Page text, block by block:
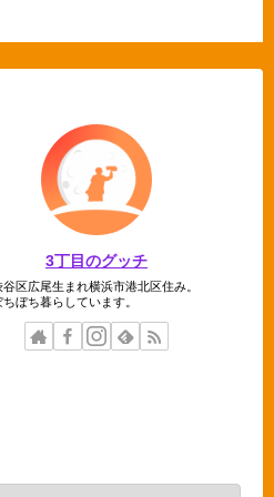
3丁目のグッチ
谷区広尾生まれ横浜市港北区住み。
ちぼち暮らしています。